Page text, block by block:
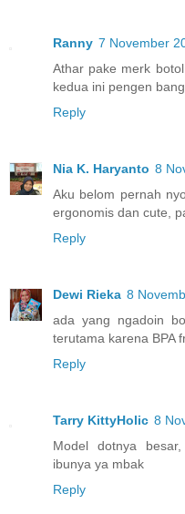
Ranny 7 November
Athar pake merk
kedua ini pengen
Reply
Nia K. Haryanto 8
Aku belom pernah
ergonomis dan cute,
Reply
Dewi Rieka 8
ada yang ngadoin
terutama karena BPA
Reply
Tarry KittyHolic 8
Model dotnya
ibunya ya mbak
Reply